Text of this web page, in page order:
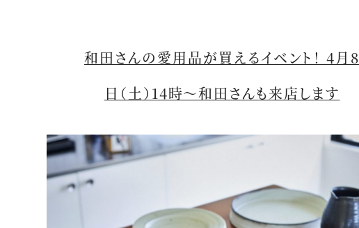
和田さんの愛用品が買えるイベント！ 4月8
日（土）14時～和田さんも来店します